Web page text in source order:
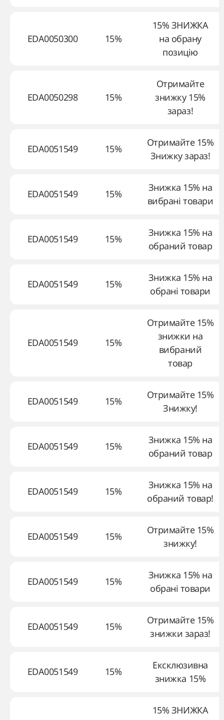
EDA0050300 15%
15% ЗНИЖКА
на обрану
позицію
EDA0050298 15%
Отримайте
знижку 15%
зараз!
EDA0051549 15%
Отримайте 15%
Знижку зараз!
EDA0051549 15%
Знижка 15% на
вибрані товари
EDA0051549 15%
Знижка 15% на
обраний товар
EDA0051549 15%
Знижка 15% на
обрані товари
EDA0051549 15%
Отримайте 15%
знижки на
вибраний
товар
EDA0051549 15%
Отримайте 15%
Знижку!
EDA0051549 15%
Знижка 15% на
обраний товар
EDA0051549 15%
Знижка 15% на
обраний товар!
EDA0051549 15%
Отримайте 15%
знижку!
EDA0051549 15%
Знижка 15% на
обрані товари
EDA0051549 15%
Отримайте 15%
знижки зараз!
EDA0051549 15%
Ексклюзивна
знижка 15%
15% ЗНИЖКА